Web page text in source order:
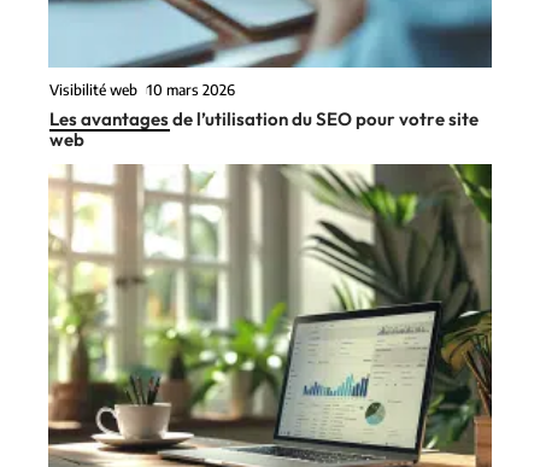
Visibilité web 10 mars 2026
Les avantages de l’utilisation du SEO pour votre site
web